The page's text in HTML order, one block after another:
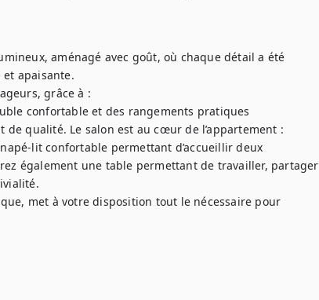
aménagé avec goût, où chaque détail a été
apaisante.
grâce à :
confortable et des rangements pratiques
de qualité. Le salon est au cœur de l’appartement :
lit confortable permettant d’accueillir deux
également une table permettant de travailler, partager
met à votre disposition tout le nécessaire pour